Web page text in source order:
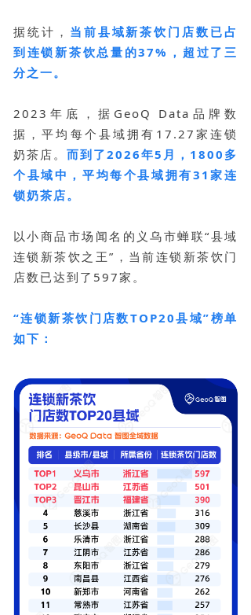
据统计， 当前县域新茶饮门店数已占
到连锁新茶饮总量的37%，超过了三
分之一。
2023年底，据GeoQ Data品牌数
据，平均每个县域拥有17.27家连锁
奶茶店。 而到了2026年5月，1800多
个县域中，平均每个县域拥有31家连
锁奶茶店。
以小商品市场闻名的义乌市蝉联“县域
连锁新茶饮之王”，当前连锁新茶饮门
店数已达到了597家。
“连锁新茶饮门店数TOP20县域”榜单
如下：